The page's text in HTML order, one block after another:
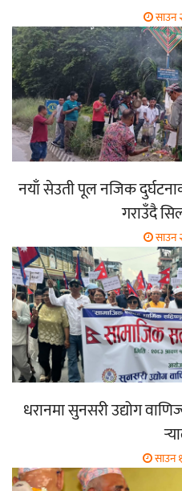
साउन
नयाँ सेउती पूल नजिक
गराउँदै
साउन
धरानमा सुनसरी उद्योग
साउन